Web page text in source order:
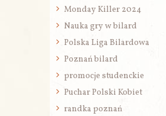
Monday Killer 2024
Nauka gry w bilard
Polska Liga Bilardowa
Poznań bilard
promocje studenckie
Puchar Polski Kobiet
randka poznań